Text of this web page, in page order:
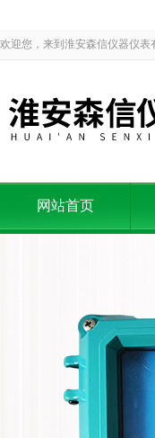
欢迎您，来到淮安森信仪器仪表
网站首页